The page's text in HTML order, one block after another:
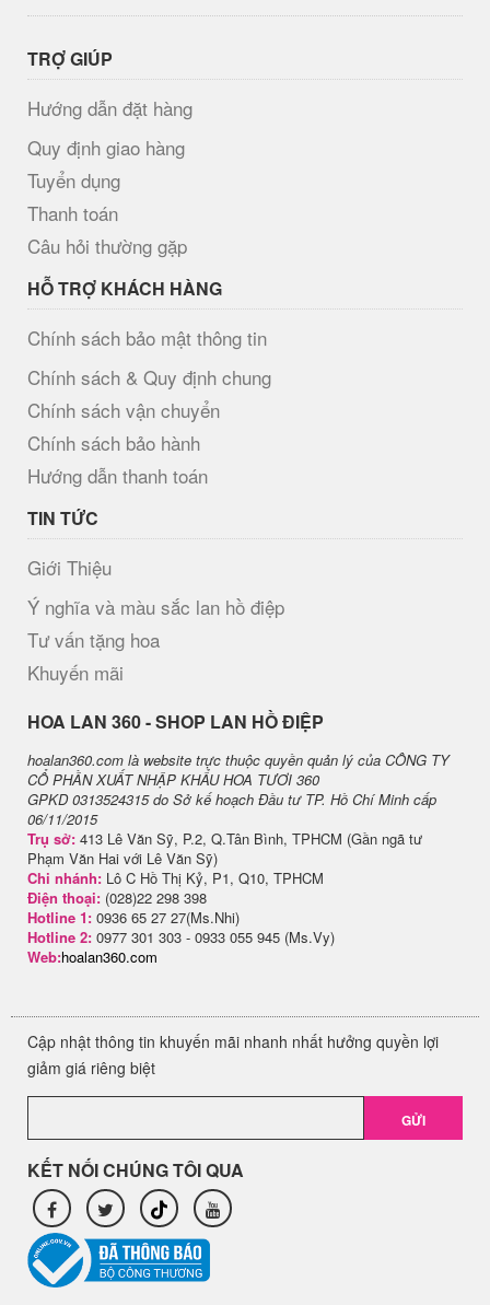
TRỢ GIÚP
Hướng dẫn đặt hàng
Quy định giao hàng
Tuyển dụng
Thanh toán
Câu hỏi thường gặp
HỖ TRỢ KHÁCH HÀNG
Chính sách bảo mật thông tin
Chính sách & Quy định chung
Chính sách vận chuyển
Chính sách bảo hành
Hướng dẫn thanh toán
TIN TỨC
Giới Thiệu
Ý nghĩa và màu sắc lan hồ điệp
Tư vấn tặng hoa
Khuyến mãi
H​OA LAN 360 - SHOP LAN HỒ ĐIỆP
hoalan360.com là website trực thuộc quyền quản lý của CÔNG TY
CỔ PHẦN XUẤT NHẬP KHẨU HOA TƯƠI 360
GPKD 0313524315 do Sở kế hoạch Đầu tư TP. Hồ Chí Minh cấp
06/11/2015
Trụ sở: 413 Lê Văn Sỹ, P.2, Q.Tân Bình, TPHCM (Gần ngã tư
Phạm Văn Hai với Lê Văn Sỹ)
Chi nhánh: Lô C Hồ Thị Kỷ, P1, Q10, TPHCM
Điện thoại: (028)22 298 398
Hotline 1: 0936 65 27 27(Ms.Nhi)
Hotline 2: 0977 301 303 - 0933 055 945 (Ms.Vy)
Web:hoalan360.com
Cập nhật thông tin khuyến mãi nhanh nhất hưởng quyền lợi
giảm giá riêng biệt
GỬI
KẾT NỐI CHÚNG TÔI QUA